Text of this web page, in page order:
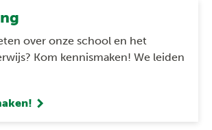
over onze school en het
Kom kennismaken! We leiden